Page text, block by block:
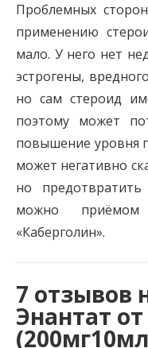
Проблемных
применению
мало. У него нет
эстрогены,
но сам стероид
поэтому может
повышение уровня
может негативно
но
можно приёмом
«Каберголин».
7 отзывов
Энантат